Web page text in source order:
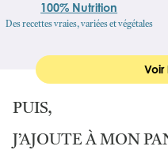
100% Nutrition
Des recettes vraies, variées et végétales
Voir
PUIS,
J’AJOUTE À MON